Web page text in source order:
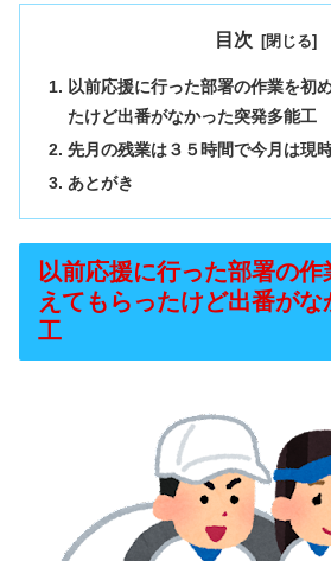
目次
以前応援に行った部署の作業を初
たけど出番がなかった突発多能工
先月の残業は３５時間で今月は現
あとがき
以前応援に行った部署の
えてもらったけど出番が
工